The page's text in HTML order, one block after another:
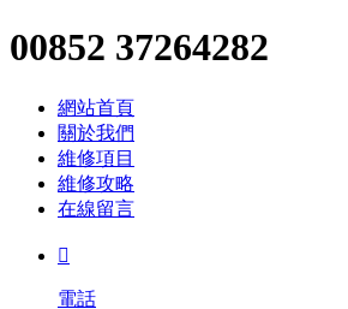
00852 37264282
網站首頁
關於我們
維修項目
維修攻略
在線留言

電話